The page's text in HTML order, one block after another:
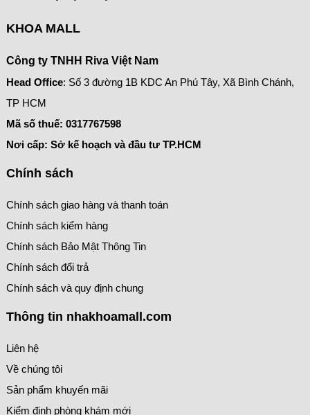
KHOA MALL
Công ty TNHH Riva Việt Nam
Head Office: Số 3 đường 1B KDC An Phú Tây, Xã Bình Chánh,
TP HCM
Mã số thuế: 0317767598
Nơi cấp: Sở kế hoạch và đầu tư TP.HCM
Chính sách
Chính sách giao hàng và thanh toán
Chính sách kiểm hàng
Chính sách Bảo Mật Thông Tin
Chính sách đổi trả
Chính sách và quy định chung
Thông tin nhakhoamall.com
Liên hệ
Về chúng tôi
Sản phẩm khuyến mãi
Kiểm định phòng khám mới